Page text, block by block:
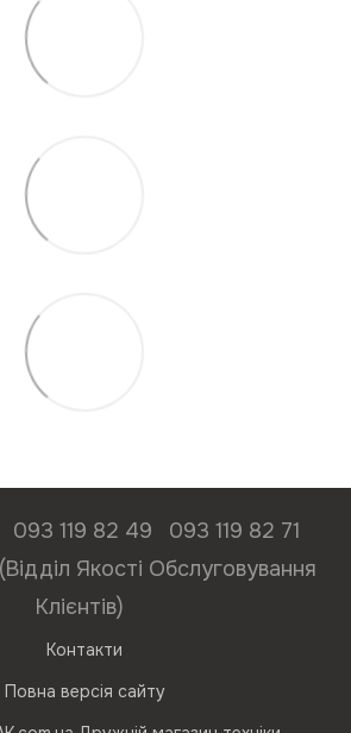
093 119 82 49
093 119 82 71
Якості Обслуговування
Клієнтів)
Контакти
Повна версія сайту